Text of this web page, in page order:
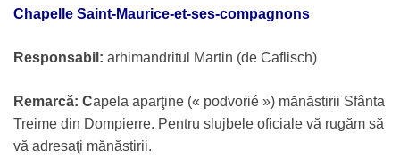
Chapelle Saint-Maurice-et-ses-compagnons
Responsabil: arhimandritul Martin (de Caflisch)
Remarcă: Capela aparţine (« podvorié ») mănăstirii Sfânta
Treime din Dompierre. Pentru slujbele oficiale vă rugăm să
vă adresaţi mănăstirii.